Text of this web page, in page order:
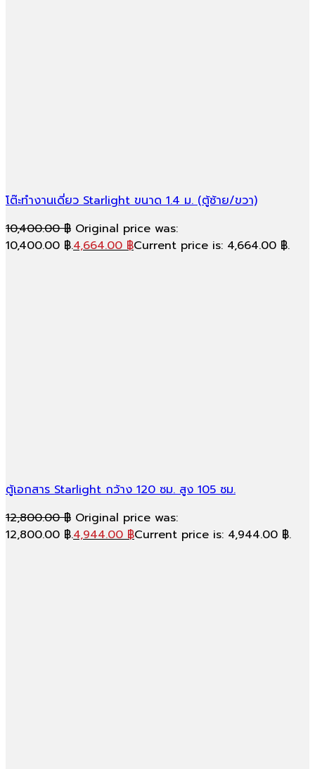
โต๊ะทำงานเดี่ยว Starlight ขนาด 1.4 ม. (ตู้ซ้าย/ขวา)
10,400.00฿ Original price was:
10,400.00 ฿.4,664.00 ฿Current price is: 4,664.00 ฿.
ตู้เอกสาร Starlight กว้าง 120 ซม. สูง 105 ซม.
12,800.00฿ Original price was:
12,800.00 ฿.4,944.00 ฿Current price is: 4,944.00 ฿.